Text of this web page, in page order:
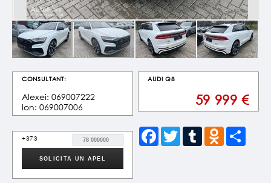
CONSULTANT:
Alexei: 069007222
Ion: 069007006
+373
AUDI Q8
59 999 €
Facebook
Twitter Tumblr